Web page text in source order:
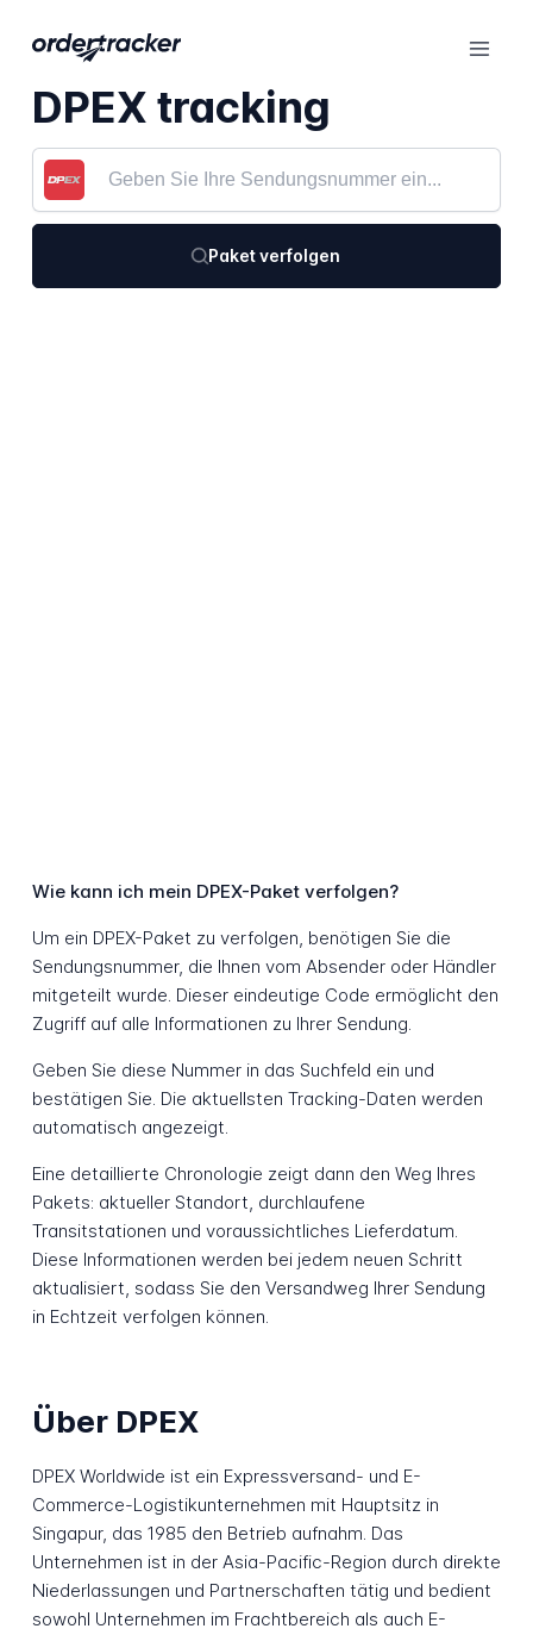
DPEX tracking
Paket verfolgen
Wie kann ich mein DPEX-Paket verfolgen?
Um ein DPEX-Paket zu verfolgen, benötigen Sie die
Sendungsnummer, die Ihnen vom Absender oder Händler
mitgeteilt wurde. Dieser eindeutige Code ermöglicht den
Zugriff auf alle Informationen zu Ihrer Sendung.
Geben Sie diese Nummer in das Suchfeld ein und
bestätigen Sie. Die aktuellsten Tracking-Daten werden
automatisch angezeigt.
Eine detaillierte Chronologie zeigt dann den Weg Ihres
Pakets: aktueller Standort, durchlaufene
Transitstationen und voraussichtliches Lieferdatum.
Diese Informationen werden bei jedem neuen Schritt
aktualisiert, sodass Sie den Versandweg Ihrer Sendung
in Echtzeit verfolgen können.
Über DPEX
DPEX Worldwide ist ein Expressversand- und E-
Commerce-Logistikunternehmen mit Hauptsitz in
Singapur, das 1985 den Betrieb aufnahm. Das
Unternehmen ist in der Asia-Pacific-Region durch direkte
Niederlassungen und Partnerschaften tätig und bedient
sowohl Unternehmen im Frachtbereich als auch E-